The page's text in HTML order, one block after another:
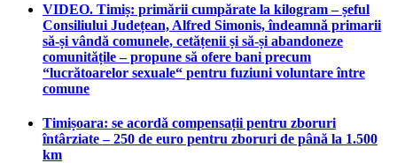
VIDEO. Timiș: primării cumpărate la kilogram – șeful
Consiliului Județean, Alfred Simonis, îndeamnă primarii
să-și vândă comunele, cetățenii și să-și abandoneze
comunitățile – propune să ofere bani precum
“lucrătoarelor sexuale“ pentru fuziuni voluntare între
comune
Timișoara: se acordă compensații pentru zboruri
întârziate – 250 de euro pentru zboruri de până la 1.500
km